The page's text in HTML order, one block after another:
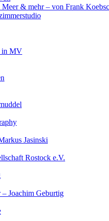
& mehr – von Frank
in MV
Jasinski
Rostock e.V.
Joachim Geburtig